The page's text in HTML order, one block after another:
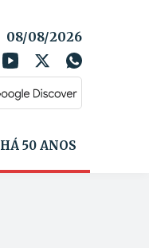
08/08/2026
HÁ 50 ANOS